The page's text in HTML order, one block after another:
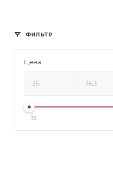
ФИЛЬТР
Цена
36